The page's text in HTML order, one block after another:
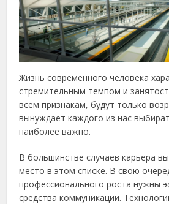
Жизнь современного человека
стремительным темпом и
всем признакам, будут только
вынуждает каждого из нас
наиболее важно.
В большинстве случаев карьера
место в этом списке. В свою
профессионального роста нужны
средства коммуникации.